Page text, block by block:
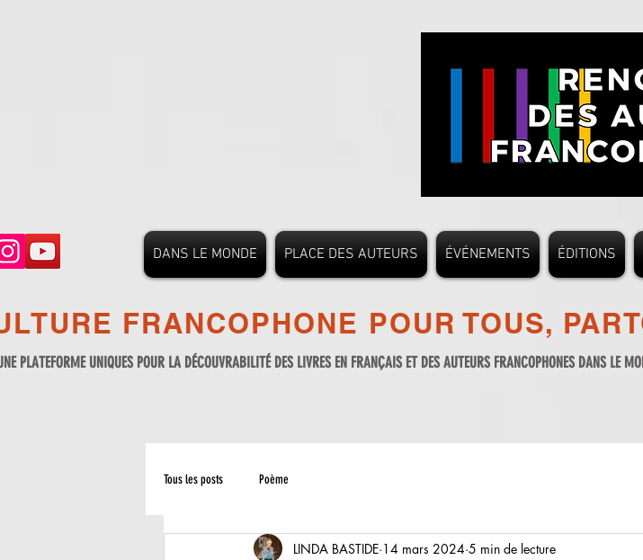
DANS LE MONDE PLACE DES AUTEURS ÉVÉNEMENTS ÉDITIONS
FRANCOPHONE POUR TOUS,
PLATEFORME UNIQUES POUR LA DÉCOUVRABILITÉ DES LIVRES EN FRANÇAIS ET DES AUTEURS FRANCOPHONES DANS LE
Tous les posts Poème
LINDA BASTIDE 14 mars 2024 5 min de lecture